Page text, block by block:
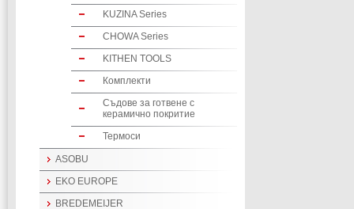
KUZINA Series
CHOWA Series
KITHEN TOOLS
Комплекти
Съдове за готвене с
керамично покритие
Термоси
ASOBU
EKO EUROPE
BREDEMEIJER